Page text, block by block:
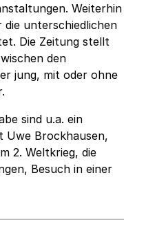
Weiterhin
unterschiedlichen
Die Zeitung stellt
den
jung, mit oder ohne
sind u.a. ein
Uwe Brockhausen,
2. Weltkrieg, die
Besuch in einer